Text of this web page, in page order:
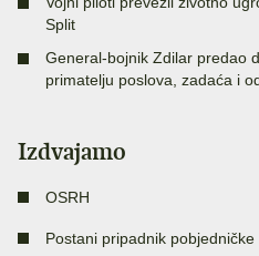
Split
General-bojnik Zdilar predao
primatelju poslova, zadaća i
Izdvajamo
OSRH
Postani pripadnik